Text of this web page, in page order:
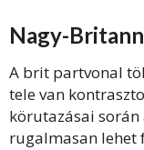
Nagy-
A brit partvonal
tele van
körutazásai
rugalmasan lehet